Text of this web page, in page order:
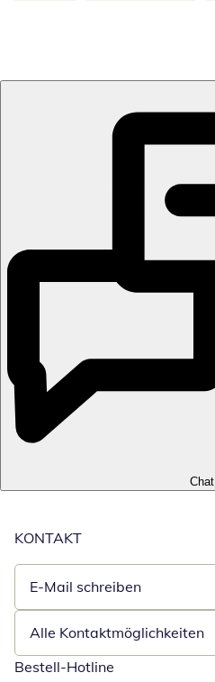
Chat
KONTAKT
E-Mail schreiben
Öffnet E-Mail-Client
Alle Kontaktmöglichkeiten
Bestell-Hotline